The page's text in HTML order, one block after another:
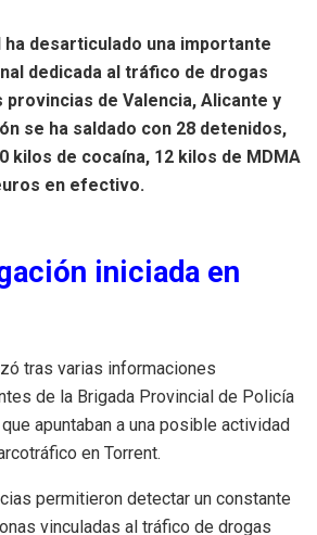
ha desarticulado una importante
dedicada al tráfico de drogas
provincias de Valencia, Alicante y
se ha saldado con 28 detenidos,
kilos de cocaína, 12 kilos de MDMA
en efectivo.
iniciada en
tras varias informaciones
de la Brigada Provincial de Policía
apuntaban a una posible actividad
en Torrent.
permitieron detectar un constante
vinculadas al tráfico de drogas